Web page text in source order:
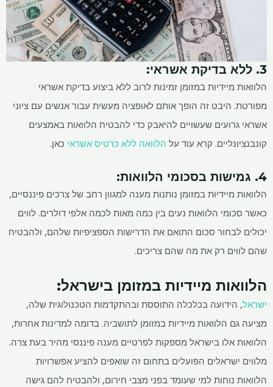
3. ללא בדיקת אשראי:
הלוואות מיידיות במזומן זמינות לרוב ללא ביצוע בדיקת אשראי
מפורטת. היבט זה הופך אותם לאופציה מעשית עבור אנשים עם ציוני
אשראי גרועים שעשויים להיאבק כדי להבטיח הלוואות באמצעים
קונבנציונליים. קרא עוד על הלוואה ללא כרטיס אשראי כאן.
4. גמישות בסכומי הלוואות:
הלוואות מיידיות במזומן נותנות מענה למגוון רחב של צרכים פיננסיים,
כאשר סכומי הלוואות נעים בין כמה מאות לכמה אלפי דולרים. לווים
יכולים לבחור סכום התואם את הדרישות הספציפיות שלהם, ולהבטיח
שהם לווים רק את מה שהם צריכים.
הלוואות מיידיות במזומן בישראל:
ישראל, הידועה בכלכלה התוססת ובהתקדמות הטכנולוגית שלה,
מציעה גם הלוואות מיידיות במזומן לתושביה. בדומה למדינות אחרות,
הלוואות אלו בישראל מספקות לפרטיים מענה פיננסי מהיר בעת צרה.
מלווים ישראלים הפועלים בתחום זה שואפים להציע אפשרויות
הלוואות נוחות למי שעומד בפני מצבי חירום, ולהבטיח להם גישה